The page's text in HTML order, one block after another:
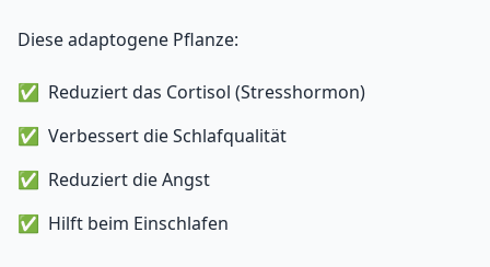
Diese adaptogene Pflanze:
Reduziert das Cortisol (Stresshormon)
Verbessert die Schlafqualität
Reduziert die Angst
Hilft beim Einschlafen